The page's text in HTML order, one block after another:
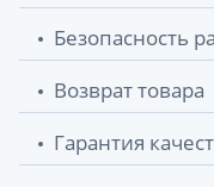
Безопасность
Возврат товара
Гарантия